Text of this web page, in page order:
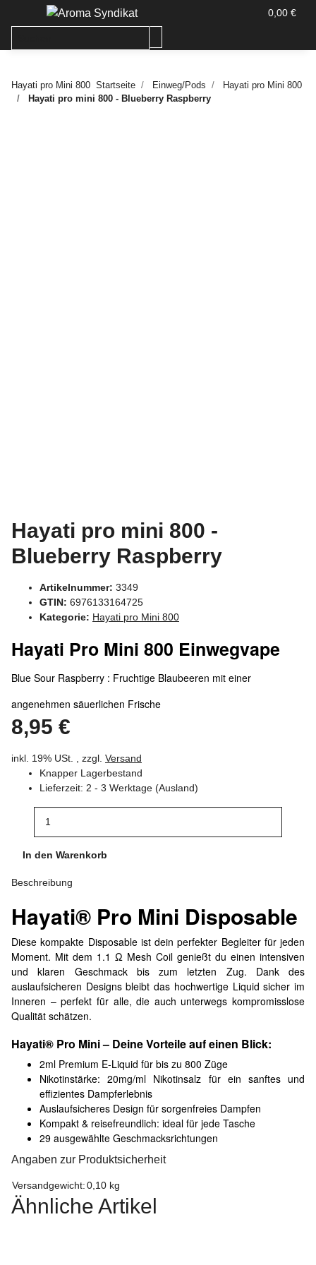
0,00 €
Hayati pro Mini 800 Startseite Einweg/Pods
Hayati pro Mini 800
Hayati pro mini 800 - Blueberry Raspberry
Hayati pro mini 800 -
Blueberry Raspberry
Artikelnummer: 3349
GTIN: 6976133164725
Kategorie: Hayati pro Mini 800
Hayati Pro Mini 800 Einwegvape
Blue Sour Raspberry : Fruchtige Blaubeeren mit einer
angenehmen säuerlichen Frische
8,95 €
inkl. 19% USt. , zzgl. Versand
Knapper Lagerbestand
Lieferzeit: 2 - 3 Werktage (Ausland)
In den Warenkorb
Beschreibung
Hayati® Pro Mini Disposable
Diese kompakte Disposable ist dein perfekter Begleiter für jeden
Moment. Mit dem 1.1 Ω Mesh Coil genießt du einen intensiven
und klaren Geschmack bis zum letzten Zug. Dank des
auslaufsicheren Designs bleibt das hochwertige Liquid sicher im
Inneren – perfekt für alle, die auch unterwegs kompromisslose
Qualität schätzen.
Hayati® Pro Mini – Deine Vorteile auf einen Blick:
2ml Premium E-Liquid für bis zu 800 Züge
Nikotinstärke: 20mg/ml Nikotinsalz für ein sanftes und
effizientes Dampferlebnis
Auslaufsicheres Design für sorgenfreies Dampfen
Kompakt & reisefreundlich: ideal für jede Tasche
29 ausgewählte Geschmacksrichtungen
Angaben zur Produktsicherheit
Versandgewicht:0,10 kg
Ähnliche Artikel